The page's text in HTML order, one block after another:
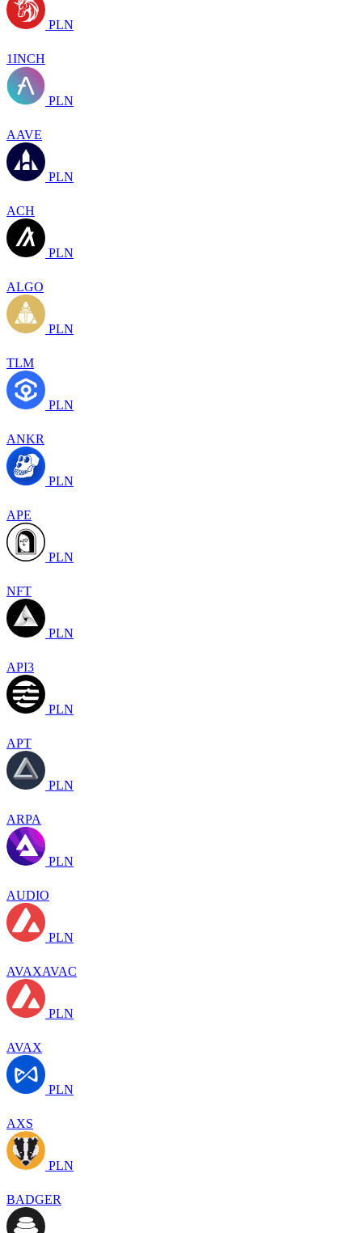
PLN
1INCH
PLN
AAVE
PLN
ACH
PLN
ALGO
PLN
TLM
PLN
ANKR
PLN
APE
PLN
NFT
PLN
API3
PLN
APT
PLN
ARPA
PLN
AUDIO
PLN
AVAXAVAC
PLN
AVAX
PLN
AXS
PLN
BADGER